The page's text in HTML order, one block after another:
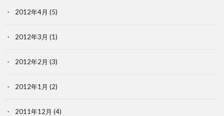
2012年4月 (5)
2012年3月 (1)
2012年2月 (3)
2012年1月 (2)
2011年12月 (4)